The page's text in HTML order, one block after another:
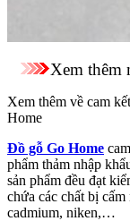
Xem thêm
Xem thêm về cam
Home
Đồ gỗ Go Home
phẩm thảm nhập
sản phẩm đều đạt
chứa các chất bị
cadmium, niken,…